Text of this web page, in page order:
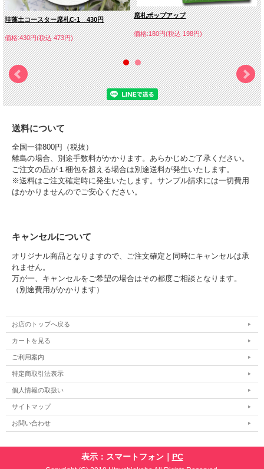
合もございますのでご了承ください
珪藻土コースター席札C-1 430円
価格:430円(税込 473円)
席札ポップアップ
価格:180円(税込 198円)
送料について
全国一律800円（税抜）
離島の場合、別途手数料がかかります。あらかじめご了承ください。
ご注文の品が１梱包を超える場合は別途送料が発生いたします。
※送料はご注文確定時に発生いたします。サンプル請求には一切費用
はかかりませんのでご安心ください。
キャンセルについて
オリジナル商品となりますので、ご注文確定と同時にキャンセルは承
れません。
万が一、キャンセルをご希望の場合はその都度ご相談となります。
（別途費用がかかります）
お店のトップへ戻る
カートを見る
ご利用案内
特定商取引法表示
個人情報の取扱い
サイトマップ
お問い合わせ
表示：スマートフォン｜ PC